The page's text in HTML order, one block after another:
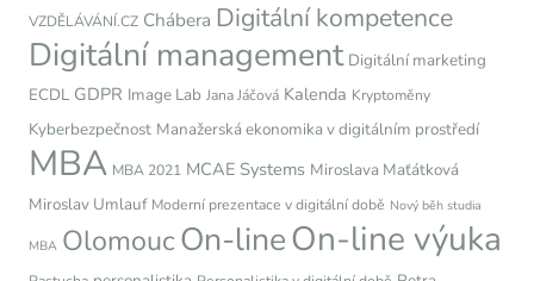
VZDĚLÁVÁNÍ.CZ Chábera Digitální kompetence
Digitální management Digitální marketing
ECDL GDPR Image Lab Jana Jáčová Kalenda Kryptoměny
Kyberbezpečnost Manažerská ekonomika v digitálním prostředí
MBA MBA 2021 MCAE Systems Miroslava Maťátková
Miroslav Umlauf Moderní prezentace v digitální době Nový běh studia
MBA OlomoucOn-lineOn-line výuka